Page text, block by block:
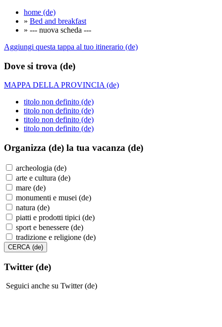
home (de)
» Bed and breakfast
» --- nuova scheda ---
Aggiungi questa tappa al tuo itinerario (de)
Dove si trova (de)
MAPPA DELLA PROVINCIA (de)
titolo non definito (de)
titolo non definito (de)
titolo non definito (de)
titolo non definito (de)
Organizza (de) la tua vacanza (de)
archeologia (de)
arte e cultura (de)
mare (de)
monumenti e musei (de)
natura (de)
piatti e prodotti tipici (de)
sport e benessere (de)
tradizione e religione (de)
Twitter (de)
Seguici anche su Twitter (de)